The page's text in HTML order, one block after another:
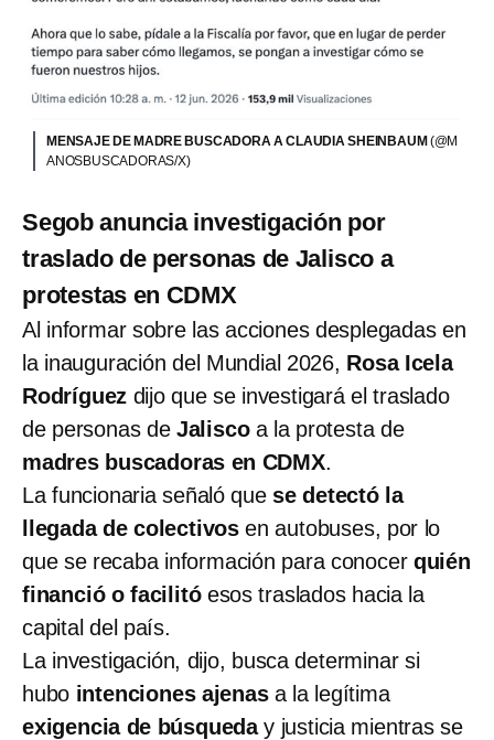
MENSAJE DE MADRE BUSCADORA A CLAUDIA SHEINBAUM(@M
ANOSBUSCADORAS/X)
Segob anuncia investigación por
traslado de personas de Jalisco a
protestas en CDMX
Al informar sobre las acciones desplegadas en
la inauguración del Mundial 2026, Rosa Icela
Rodríguez dijo que se investigará el traslado
de personas de Jaliscoa la protesta de
madres buscadoras en CDMX.
La funcionaria señaló que se detectó la
llegada de colectivos en autobuses, por lo
que se recaba información para conocer quién
financió o facilitó esos traslados hacia la
capital del país.
La investigación, dijo, busca determinar si
hubo intenciones ajenasa la legítima
exigencia de búsqueday justicia mientras se